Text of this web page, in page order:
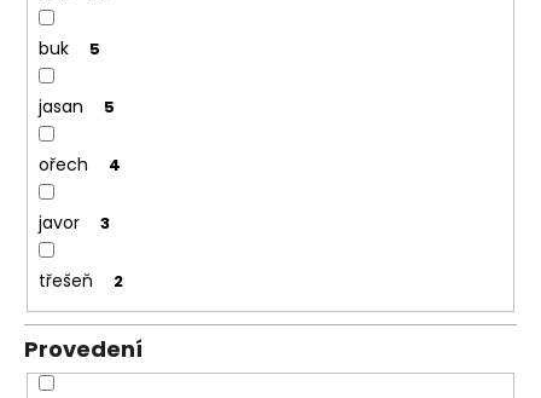
buk 5
jasan 5
ořech 4
javor 3
třešeň 2
Provedení